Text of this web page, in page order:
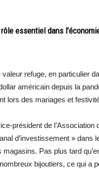
rôle essentiel dans
valeur refuge, en particulier
américain depuis la
lors des mariages et
président de
d’investissement » dans
Pas plus tard
bijoutiers, ce qui a